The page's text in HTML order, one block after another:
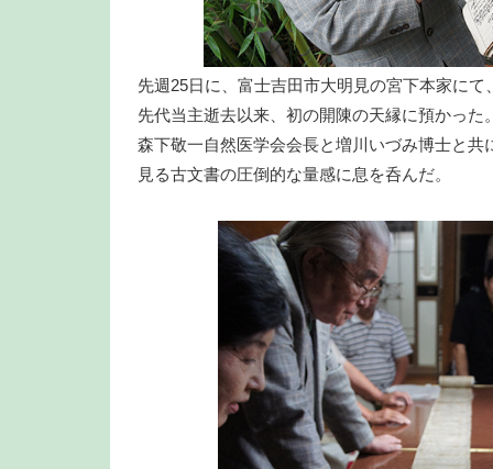
先週25日に、富士吉田市大明見の宮下本家にて
先代当主逝去以来、初の開陳の天縁に預かった
森下敬一自然医学会会長と増川いづみ博士と共
見る古文書の圧倒的な量感に息を呑んだ。